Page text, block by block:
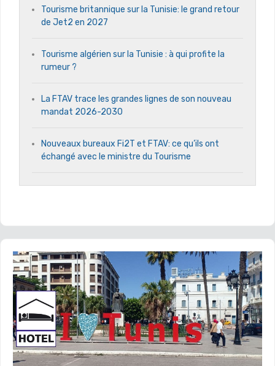
Tourisme britannique sur la Tunisie: le grand retour
de Jet2 en 2027
Tourisme algérien sur la Tunisie : à qui profite la
rumeur ?
La FTAV trace les grandes lignes de son nouveau
mandat 2026-2030
Nouveaux bureaux Fi2T et FTAV: ce qu’ils ont
échangé avec le ministre du Tourisme